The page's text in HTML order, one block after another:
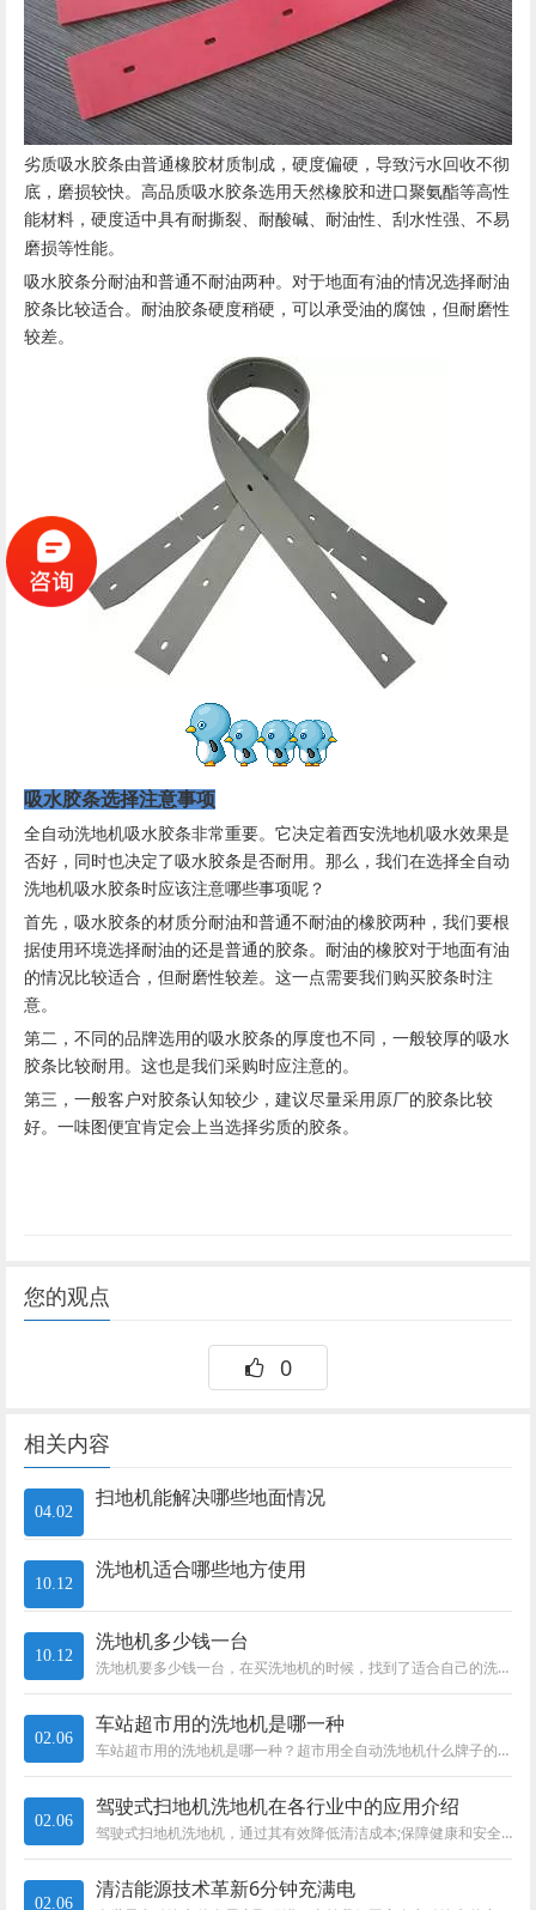
劣质吸水胶条由普通橡胶材质制成，硬度偏硬，导致污水回收不彻
底，磨损较快。高品质吸水胶条选用天然橡胶和进口聚氨酯等高性
能材料，硬度适中具有耐撕裂、 耐酸碱、 耐油性、 刮水性强、 不易
磨损等性能。
吸水胶条分耐油和普通不耐油两种。对于地面有油的情况选择耐油
胶条比较适合。耐油胶条硬度稍硬，可以承受油的腐蚀，但耐磨性
较差。
吸水胶条选择注意事项
全自动洗地机吸水胶条非常重要。它决定着西安洗地机吸水效果是
否好，同时也决定了吸水胶条是否耐用。那么，我们在选择全自动
洗地机吸水胶条时应该注意哪些事项呢？
首先，吸水胶条的材质分耐油和普通不耐油的橡胶两种，我们要根
据使用环境选择耐油的还是普通的胶条。耐油的橡胶对于地面有油
的情况比较适合，但耐磨性较差。这一点需要我们购买胶条时注
意。
第二，不同的品牌选用的吸水胶条的厚度也不同，一般较厚的吸水
胶条比较耐用。这也是我们采购时应注意的。
第三，一般客户对胶条认知较少，建议尽量采用原厂的胶条比较
好。一味图便宜肯定会上当选择劣质的胶条。
您的观点
0
相关内容
04.02
扫地机能解决哪些地面情况
10.12
洗地机适合哪些地方使用
10.12
洗地机多少钱一台
洗地机要多少钱一台，在买洗地机的时候，找到了适合自己的洗地机价格区间之后，就要考虑这些洗地机的性价比了，这里大马洗地机小编…
02.06
车站超市用的洗地机是哪一种
车站超市用的洗地机是哪一种？超市用全自动洗地机什么牌子的好?超市用全自动洗地机来清洁是性价比极高的选择。为什么说超市选择全…
02.06
驾驶式扫地机洗地机在各行业中的应用介绍
驾驶式扫地机洗地机，通过其有效降低清洁成本;保障健康和安全;提升设施形象;操作简单易维护，让您轻松应对室内外不同程度粉尘地面…
02.06
清洁能源技术革新6分钟充满电